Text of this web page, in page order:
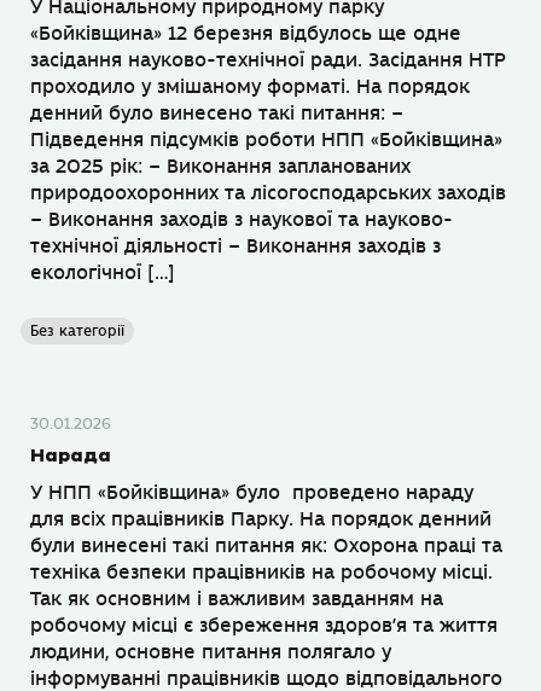
У Національному природному парку
«Бойківщина» 12 березня відбулось ще одне
засідання науково-технічної ради. Засідання НТР
проходило у змішаному форматі. На порядок
денний було винесено такі питання: –
Підведення підсумків роботи НПП «Бойківщина»
за 2025 рік: – Виконання запланованих
природоохоронних та лісогосподарських заходів
– Виконання заходів з наукової та науково-
технічної діяльності – Виконання заходів з
екологічної […]
Без категорії
30.01.2026
Нарада
У НПП «Бойківщина» було проведено нараду
для всіх працівників Парку. На порядок денний
були винесені такі питання як: Охорона праці та
техніка безпеки працівників на робочому місці.
Так як основним і важливим завданням на
робочому місці є збереження здоров’я та життя
людини, основне питання полягало у
інформуванні працівників щодо відповідального